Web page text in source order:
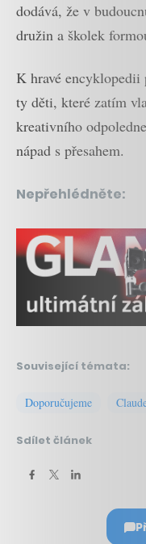
dodává, že v
družin a školek
K hravé
ty děti, které zatím
kreativního
nápad s přesahem.
Nepřehlédněte:
Související témata:
Doporučujeme
Sdílet článek